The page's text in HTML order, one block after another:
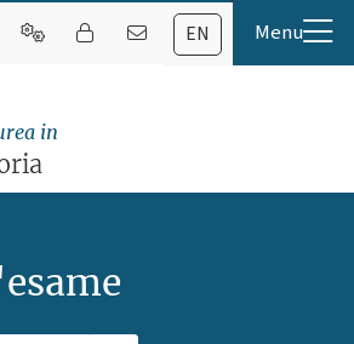
EN
in